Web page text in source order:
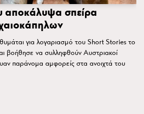
αποκάλυψα σπείρα
για λογαριασμό του Short Stories το
βοήθησε να συλληφθούν Αυστριακοί
παράνομα αμφορείς στα ανοιχτά του